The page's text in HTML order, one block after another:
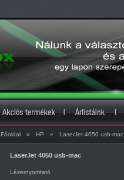
Főoldal » HP » LaserJet 4050 usb-mac
LaserJet 4050 usb-mac
Lézernyomtató